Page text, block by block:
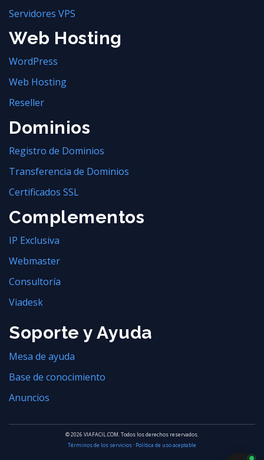
Servidores VPS
Web Hosting
WordPress
Web Hosting
Reseller
Dominios
Registro de Dominios
Transferencia de Dominios
Certificados SSL
Complementos
IP Exclusiva
Webmaster
Consultoría
Viadesk
Soporte y Ayuda
Mesa de ayuda
Base de conocimiento
Anuncios
© 2026 VIAFACIL.COM. Todos los derechos reservados.
Términos de los servicios· Política de uso aceptable